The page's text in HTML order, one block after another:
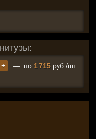
+ — по 1 715 руб./шт.